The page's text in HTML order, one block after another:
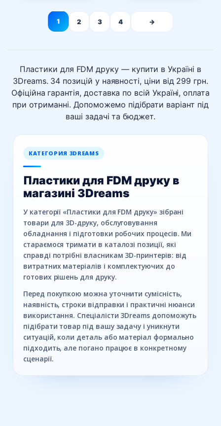
1 2 3 4 →
Пластики для FDM друку — купити в Україні в
3Dreams. 34 позицій у наявності, ціни від 299 грн.
Офіційна гарантія, доставка по всій Україні, оплата
при отриманні. Допоможемо підібрати варіант під
ваші задачі та бюджет.
КАТЕГОРИЯ 3DREAMS
Пластики для FDM друку в
магазині 3Dreams
У категорії «Пластики для FDM друку» зібрані
товари для 3D-друку, обслуговування
обладнання і підготовки робочих процесів. Ми
стараємося тримати в каталозі позиції, які
справді потрібні власникам 3D-принтерів: від
витратних матеріалів і комплектуючих до
готових рішень для друку.
Перед покупкою можна уточнити сумісність,
наявність, строки відправки і практичні нюанси
використання. Спеціалісти 3Dreams допоможуть
підібрати товар під вашу задачу і уникнути
ситуацій, коли деталь або матеріал формально
підходить, але погано працює в конкретному
сценарії.